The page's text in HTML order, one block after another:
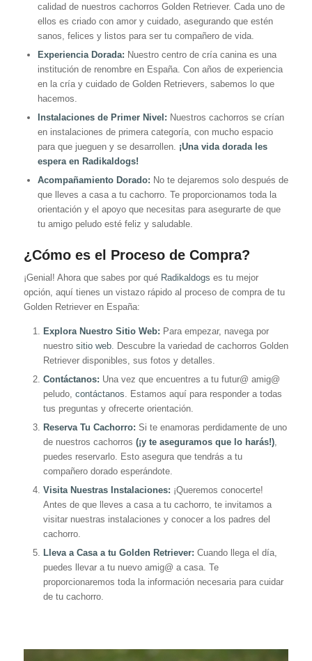
calidad de nuestros cachorros Golden Retriever. Cada uno de
ellos es criado con amor y cuidado, asegurando que estén
sanos, felices y listos para ser tu compañero de vida.
Experiencia Dorada: Nuestro centro de cría canina es una
institución de renombre en España. Con años de experiencia
en la cría y cuidado de Golden Retrievers, sabemos lo que
hacemos.
Instalaciones de Primer Nivel: Nuestros cachorros se crían
en instalaciones de primera categoría, con mucho espacio
para que jueguen y se desarrollen. ¡Una vida dorada les
espera en Radikaldogs!
Acompañamiento Dorado: No te dejaremos solo después de
que lleves a casa a tu cachorro. Te proporcionamos toda la
orientación y el apoyo que necesitas para asegurarte de que
tu amigo peludo esté feliz y saludable.
¿Cómo es el Proceso de Compra?
¡Genial! Ahora que sabes por qué Radikaldogs es tu mejor
opción, aquí tienes un vistazo rápido al proceso de compra de tu
Golden Retriever en España:
Explora Nuestro Sitio Web: Para empezar, navega por
nuestro sitio web. Descubre la variedad de cachorros Golden
Retriever disponibles, sus fotos y detalles.
Contáctanos: Una vez que encuentres a tu futur@ amig@
peludo, contáctanos . Estamos aquí para responder a todas
tus preguntas y ofrecerte orientación.
Reserva Tu Cachorro: Si te enamoras perdidamente de uno
de nuestros cachorros (¡y te aseguramos que lo harás!),
puedes reservarlo. Esto asegura que tendrás a tu
compañero dorado esperándote.
Visita Nuestras Instalaciones: ¡Queremos conocerte!
Antes de que lleves a casa a tu cachorro, te invitamos a
visitar nuestras instalaciones y conocer a los padres del
cachorro.
Lleva a Casa a tu Golden Retriever: Cuando llega el día,
puedes llevar a tu nuevo amig@ a casa. Te
proporcionaremos toda la información necesaria para cuidar
de tu cachorro.